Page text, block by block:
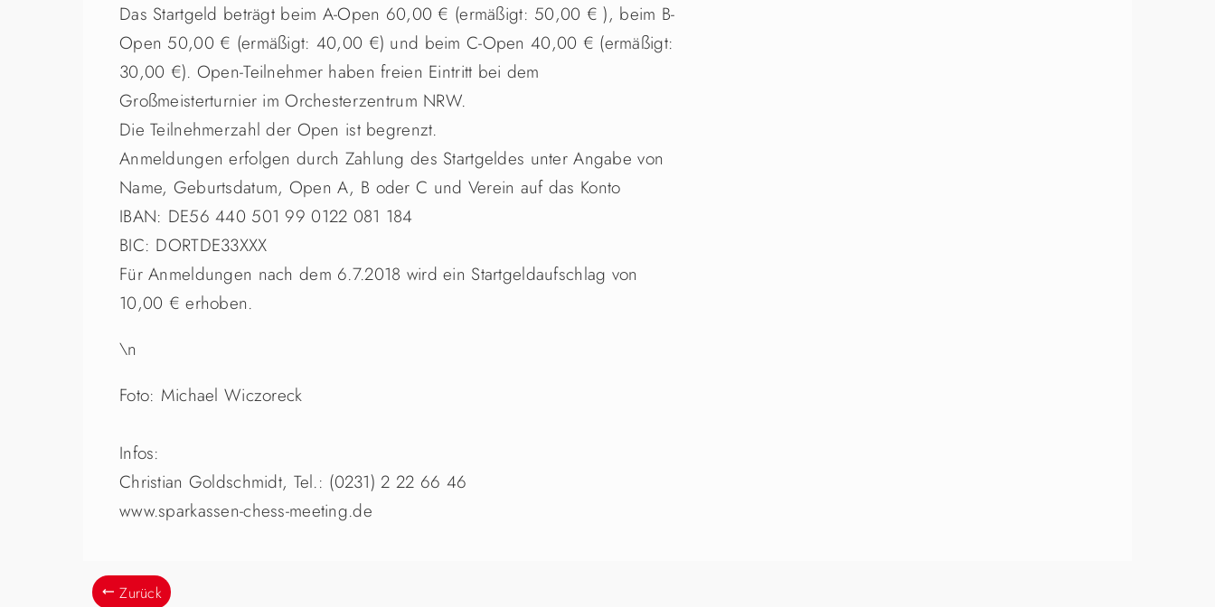
Das Startgeld beträgt beim A-Open 60,00 € (ermäßigt: 50,00 € ), beim B-
Open 50,00 € (ermäßigt: 40,00 €) und beim C-Open 40,00 € (ermäßigt:
30,00 €). Open-Teilnehmer haben freien Eintritt bei dem
Großmeisterturnier im Orchesterzentrum NRW.
Die Teilnehmerzahl der Open ist begrenzt.
Anmeldungen erfolgen durch Zahlung des Startgeldes unter Angabe von
Name, Geburtsdatum, Open A, B oder C und Verein auf das Konto
IBAN: DE56 440 501 99 0122 081 184
BIC: DORTDE33XXX
Für Anmeldungen nach dem 6.7.2018 wird ein Startgeldaufschlag von
10,00 € erhoben.
\n
Foto: Michael Wiczoreck
Infos:
Christian Goldschmidt, Tel.: (0231) 2 22 66 46
www.sparkassen-chess-meeting.de
Zurück